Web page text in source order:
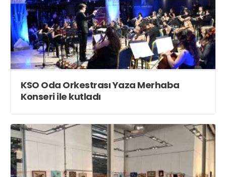
KSO Oda Orkestrası Yaza Merhaba
Konseri ile kutladı